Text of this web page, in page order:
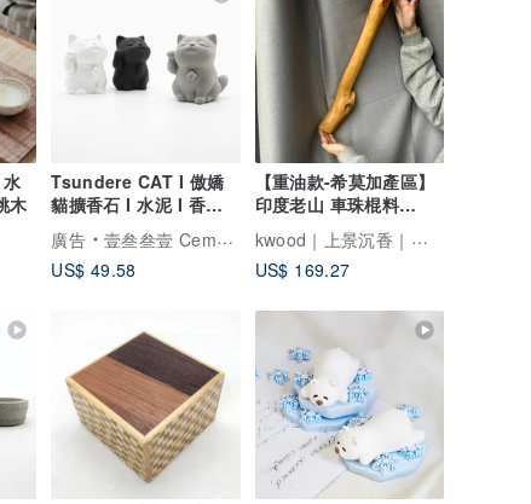
木
Tsundere CAT I 傲嬌
貓擴香石 I 水泥 I 香氛 I
禮物 I 附5mi精油
廣告
壹叁叁壹 Cementer No.1331
US$ 49.58
【重油款-希莫加產區】
印度老山 車珠棍料
LSA05
kwood｜上景沉香｜純淨原始
US$ 169.27